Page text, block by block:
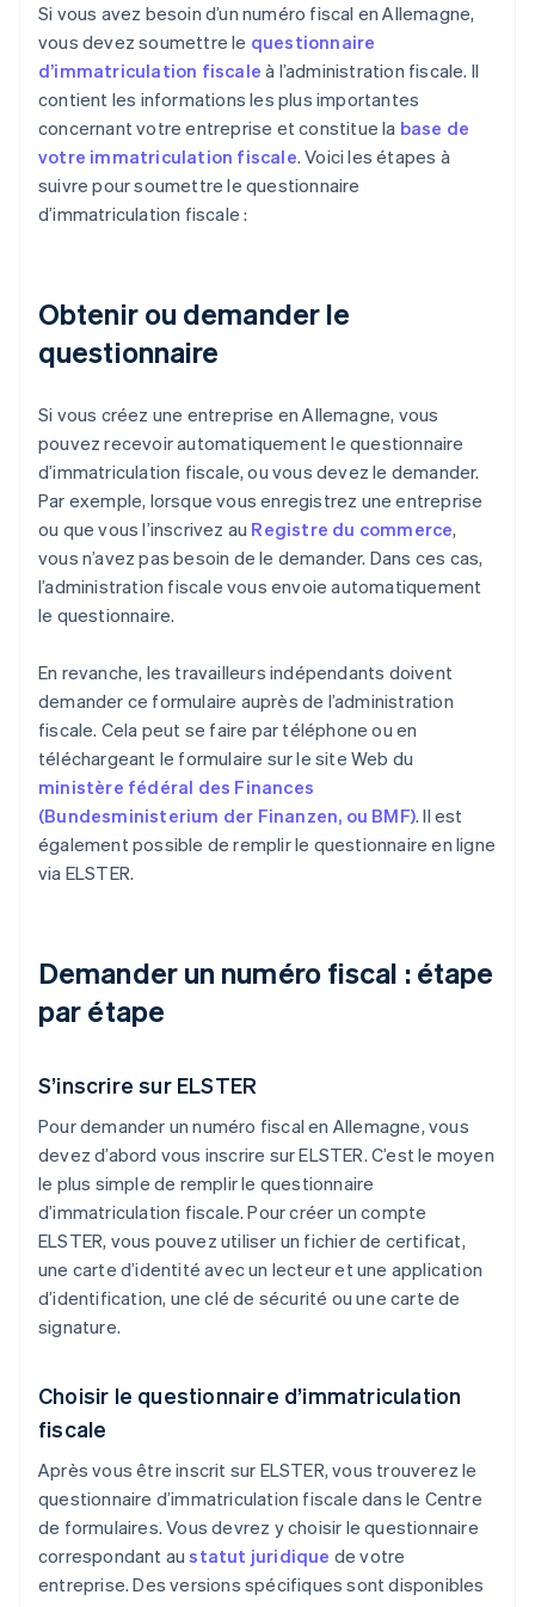
Si vous avez besoin d’un numéro fiscal en Allemagne,
vous devez soumettre le questionnaire
d’immatriculation fiscale à l’administration fiscale. Il
contient les informations les plus importantes
concernant votre entreprise et constitue la base de
votre immatriculation fiscale. Voici les étapes à
suivre pour soumettre le questionnaire
d’immatriculation fiscale :
Obtenir ou demander le
questionnaire
Si vous créez une entreprise en Allemagne, vous
pouvez recevoir automatiquement le questionnaire
d’immatriculation fiscale, ou vous devez le demander.
Par exemple, lorsque vous enregistrez une entreprise
ou que vous l’inscrivez au Registre du commerce,
vous n’avez pas besoin de le demander. Dans ces cas,
l’administration fiscale vous envoie automatiquement
le questionnaire.
En revanche, les travailleurs indépendants doivent
demander ce formulaire auprès de l’administration
fiscale. Cela peut se faire par téléphone ou en
téléchargeant le formulaire sur le site Web du
ministère fédéral des Finances
(Bundesministerium der Finanzen, ou BMF). Il est
également possible de remplir le questionnaire en ligne
via ELSTER.
Demander un numéro fiscal : étape
par étape
S’inscrire sur ELSTER
Pour demander un numéro fiscal en Allemagne, vous
devez d’abord vous inscrire sur ELSTER. C’est le moyen
le plus simple de remplir le questionnaire
d’immatriculation fiscale. Pour créer un compte
ELSTER, vous pouvez utiliser un fichier de certificat,
une carte d’identité avec un lecteur et une application
d’identification, une clé de sécurité ou une carte de
signature.
Choisir le questionnaire d’immatriculation
fiscale
Après vous être inscrit sur ELSTER, vous trouverez le
questionnaire d’immatriculation fiscale dans le Centre
de formulaires. Vous devrez y choisir le questionnaire
correspondant austatut juridique de votre
entreprise. Des versions spécifiques sont disponibles